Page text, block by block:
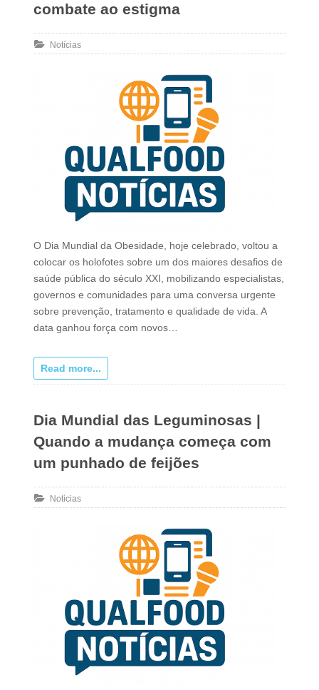
combate ao estigma
Notícias
O Dia Mundial da Obesidade, hoje celebrado, voltou a
colocar os holofotes sobre um dos maiores desafios de
saúde pública do século XXI, mobilizando especialistas,
governos e comunidades para uma conversa urgente
sobre prevenção, tratamento e qualidade de vida. A
data ganhou força com novos…
Read more...
Dia Mundial das Leguminosas |
Quando a mudança começa com
um punhado de feijões
Notícias